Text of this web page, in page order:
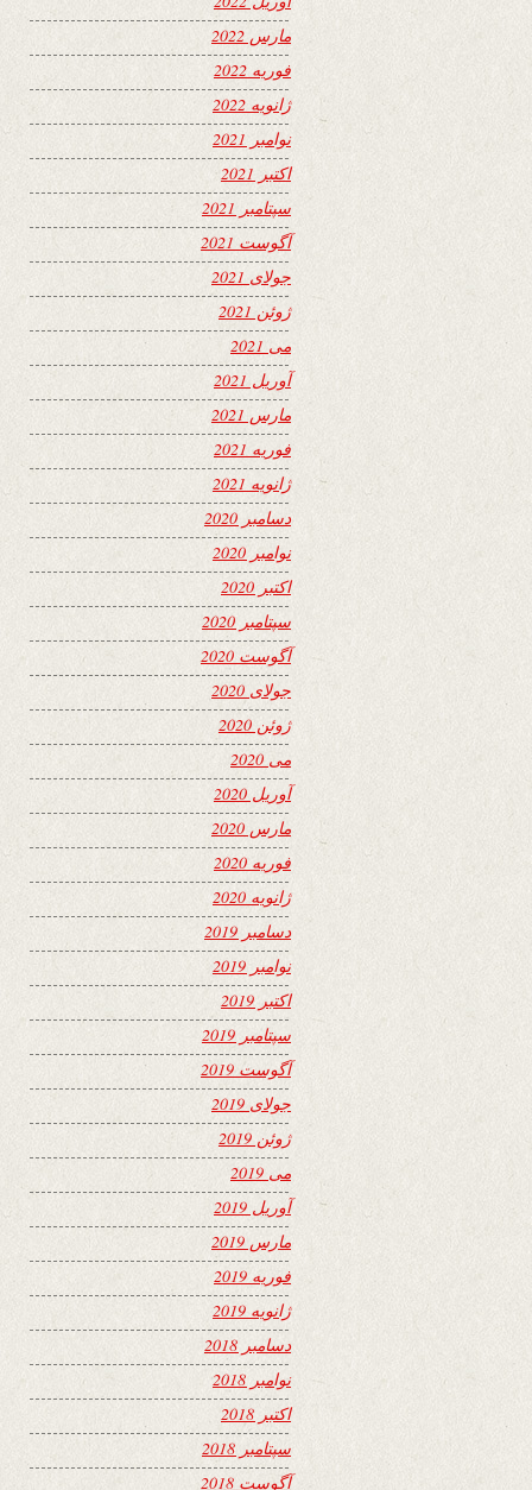
مارس 2022
فوریه 2022
ژانویه 2022
نوامبر 2021
اکتبر 2021
سپتامبر 2021
آگوست 2021
جولای 2021
ژوئن 2021
می 2021
آوریل 2021
مارس 2021
فوریه 2021
ژانویه 2021
دسامبر 2020
نوامبر 2020
اکتبر 2020
سپتامبر 2020
آگوست 2020
جولای 2020
ژوئن 2020
می 2020
آوریل 2020
مارس 2020
فوریه 2020
ژانویه 2020
دسامبر 2019
نوامبر 2019
اکتبر 2019
سپتامبر 2019
آگوست 2019
جولای 2019
ژوئن 2019
می 2019
آوریل 2019
مارس 2019
فوریه 2019
ژانویه 2019
دسامبر 2018
نوامبر 2018
اکتبر 2018
سپتامبر 2018
آگوست 2018